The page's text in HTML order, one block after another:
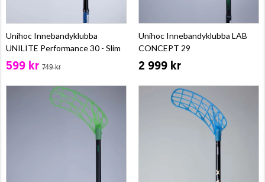
Unihoc Innebandyklubba
UNILITE Performance 30 - Slim
599 kr 749 kr
Unihoc Innebandyklubba LAB
CONCEPT 29
2 999 kr